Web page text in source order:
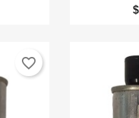
favorite_border